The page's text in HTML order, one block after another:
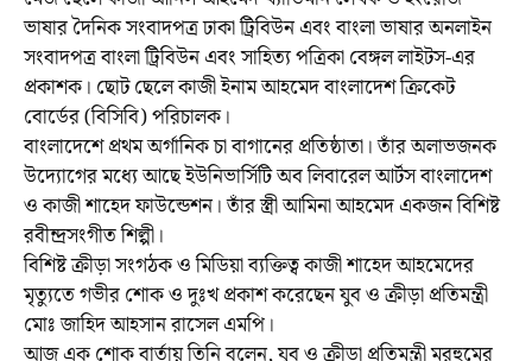
ভাষার দৈনিক সংবাদপত্র ঢাকা ট্রিবিউন এবং বাংলা ভাষার অনলাইন
সংবাদপত্র বাংলা ট্রিবিউন এবং সাহিত্য পত্রিকা বেঙ্গল লাইটস-এর
প্রকাশক। ছোট ছেলে কাজী ইনাম আহমেদ বাংলাদেশ ক্রিকেট
বোর্ডের (বিসিবি) পরিচালক।
বাংলাদেশে প্রথম অর্গানিক চা বাগানের প্রতিষ্ঠাতা। তাঁর অলাভজনক
উদ্যোগের মধ্যে আছে ইউনিভার্সিটি অব লিবারেল আর্টস বাংলাদেশ
ও কাজী শাহেদ ফাউন্ডেশন। তাঁর স্ত্রী আমিনা আহমেদ একজন বিশিষ্ট
রবীন্দ্রসংগীত শিল্পী।
বিশিষ্ট ক্রীড়া সংগঠক ও মিডিয়া ব্যক্তিত্ব কাজী শাহেদ আহমেদের
মৃত্যুতে গভীর শোক ও দুঃখ প্রকাশ করেছেন যুব ও ক্রীড়া প্রতিমন্ত্রী
মোঃ জাহিদ আহসান রাসেল এমপি।